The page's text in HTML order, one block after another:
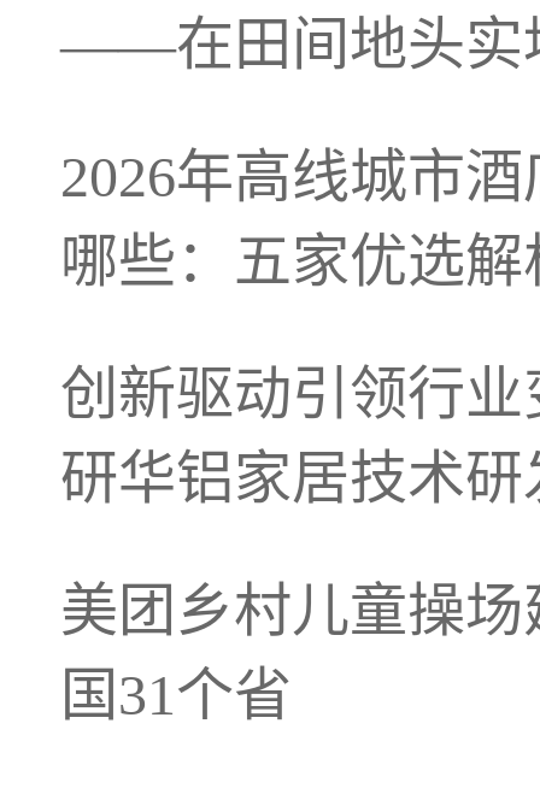
——在田间地头实
2026年高线城市
哪些：五家优选解
创新驱动引领行
研华铝家居技术研
美团乡村儿童操
国31个省